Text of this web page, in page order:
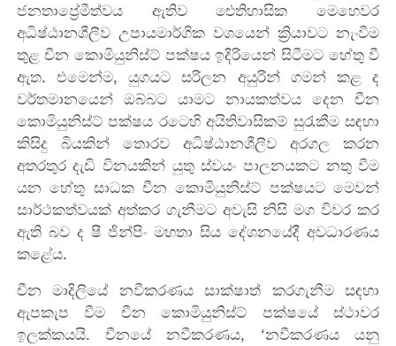
ජනතාප්‍රේමීත්වය ඇතිව ඓතිහාසික මෙහෙවර
අධිෂ්ඨානශීලීව උපායමාර්ගික වශයෙන් ක්‍රියාවට නැංවීම
තුළ චීන කොමියුනිස්ට් පක්ෂය ඉදිරියෙන් සිටීමට හේතු වී
ඇත. එමෙන්ම, යුගයට සරිලන අයුරින් ගමන් කළ ද
වර්තමානයෙන් ඔබ්බට යාමට නායකත්වය දෙන චීන
කොමියුනිස්ට් පක්ෂය රටෙහි අයිතිවාසිකම් සුරැකීම සඳහා
කිසිදු බියකින් තොරව අධිෂ්ඨානශීලීව අරගල කරන
අතරතුර දැඩි විනයකින් යුතු ස්වයං පාලනයකට නතු වීම
යන හේතු සාධක චීන කොමියුනිස්ට් පක්ෂයට මෙවන්
සාර්ථකත්වයක් අත්කර ගැනීමට අවැසි නිසි මග විවර කර
ඇති බව ද ෂී ජින්පිං මහතා සිය දේශනයේදී අවධාරණය
කළේය.
චීන මාදිලියේ නවීකරණය සාක්ෂාත් කරගැනීම සඳහා
ඇපකැප වීම චීන කොමියුනිස්ට් පක්ෂයේ ස්ථාවර
ඉලක්කයයි. චීනයේ නවීකරණය, ‘නවීකරණය යනු